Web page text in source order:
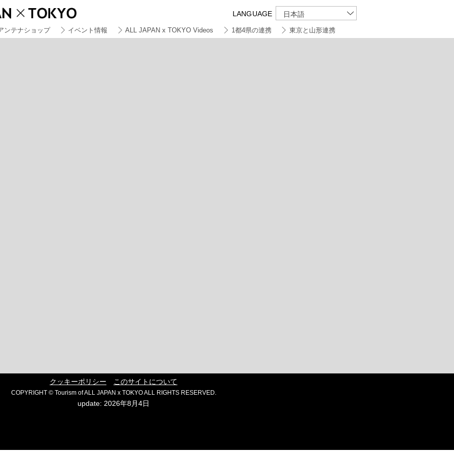
LANGUAGE 日本語
ンテナショップ イベント情報 ALL JAPAN x TOKYO Videos 1都4県の連携 東京と山形連携
クッキーポリシー このサイトについて
COPYRIGHT © Tourism of ALL JAPAN x TOKYO ALL RIGHTS RESERVED.
update: 2026年8月4日